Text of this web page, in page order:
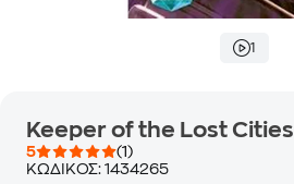
1
Keeper of the Lost Cities
5
(1)
ΚΩΔΙΚΟΣ: 1434265